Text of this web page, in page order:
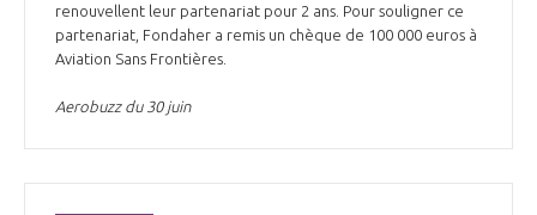
renouvellent leur partenariat pour 2 ans. Pour souligner ce
partenariat, Fondaher a remis un chèque de 100 000 euros à
Aviation Sans Frontières.
Aerobuzz du 30 juin